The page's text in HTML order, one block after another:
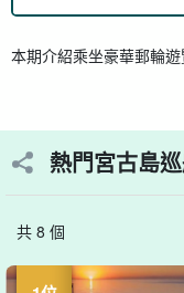
本期介紹乘坐豪華郵輪
熱門宮古島
共 8 個